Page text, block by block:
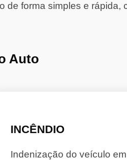
de forma simples e
Auto
INCÊNDIO
Indenização do veículo